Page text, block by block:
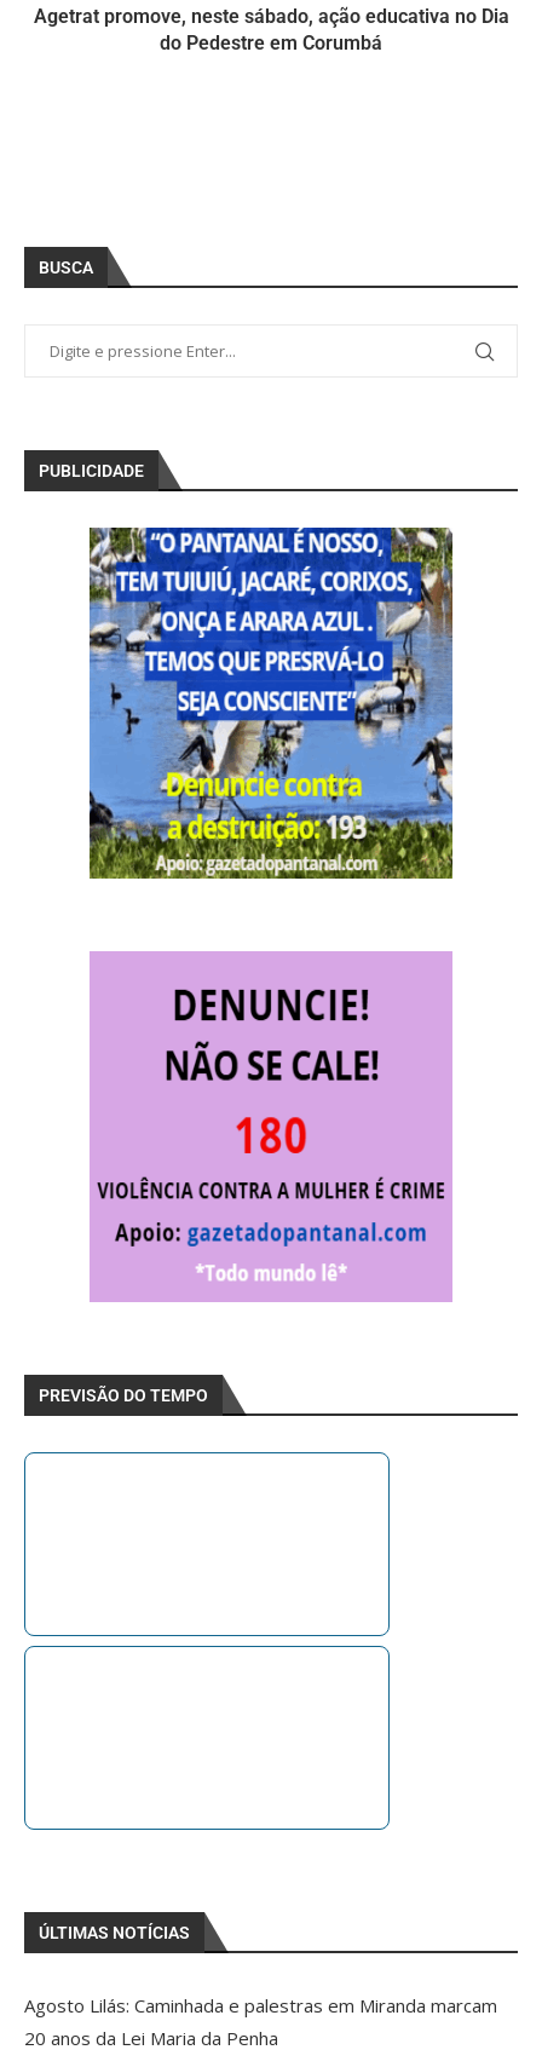
Agetrat promove, neste sábado, ação educativa no Dia
do Pedestre em Corumbá
BUSCA
PUBLICIDADE
PREVISÃO DO TEMPO
ÚLTIMAS NOTÍCIAS
Agosto Lilás: Caminhada e palestras em Miranda marcam
20 anos da Lei Maria da Penha